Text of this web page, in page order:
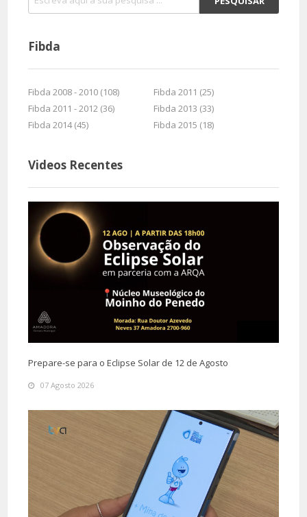
Fibda
Fibda 2008 - 2010 (108)
Fibda 2011 (25)
Fibda 2011 - 2012 (36)
Fibda 2013 (33)
Fibda 2014 (45)
Fibda 2015 (18)
Videos Recentes
Prepare-se para o Eclipse Solar de 12 de Agosto
07 Agosto 2026